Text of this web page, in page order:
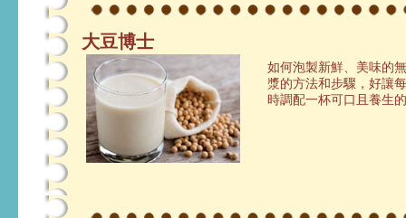
大豆博士
如何泡製新鮮、美味的
漿的方法和步驟，好讓
時調配一杯可口且養生